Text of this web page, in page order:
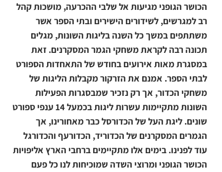
הכושר הגופני מגיעות אל שלבי ההכרעה, מושכות קהל
רב למגרשים, לשידורים הישירים ובתי הספר אשר
משתתפים במשך כל השנה בליגות השונות, מגלים
תכונה רבה לקראת משחקי הגמר המסקרנים. זאת
במסגרת מאות אירועים בחודש של התאחדות הספורט
לבתי הספר. אמנם את הזרקור מקבלות הליגות של
משחקי הכדור, אך רק נזכיר שמבסגרות הפעילות
השונות מתקיימות עשרות ליגות בכמעל 14 ענפי ספורט
שונים. ליגת העל של הכדורסל כבר מאחורינו, אך
הגמרים המסקרנים של הכדוריד, הכדורעף והכדורגל
עוד לפנינו. בימים אלו מתקיימים ברחבי הארץ אליפויות
הכושר הגופני ומרוצי השדה שמוכיחות לנו כל פעם